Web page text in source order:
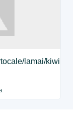
lamai/kiwi